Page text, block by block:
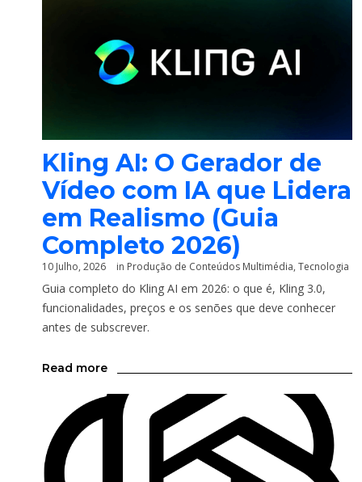
Kling AI: O Gerador de
Vídeo com IA que Lidera
em Realismo (Guia
Completo 2026)
10 Julho, 2026 in Produção de Conteúdos Multimédia, Tecnologia
Guia completo do Kling AI em 2026: o que é, Kling 3.0,
funcionalidades, preços e os senões que deve conhecer
antes de subscrever.
Read more